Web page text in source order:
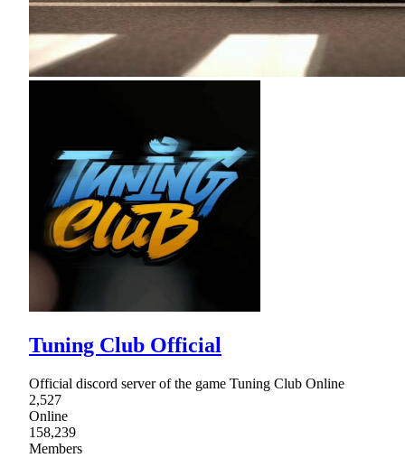
Tuning Club Official
Official discord server of the game Tuning Club Online
2,527
Online
158,239
Members